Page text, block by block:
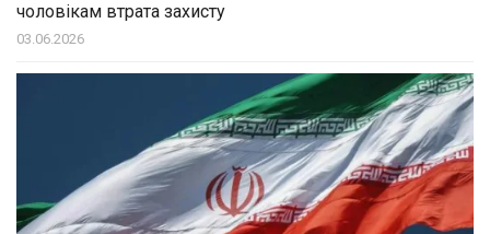
чоловікам втрата захисту
03.06.2026